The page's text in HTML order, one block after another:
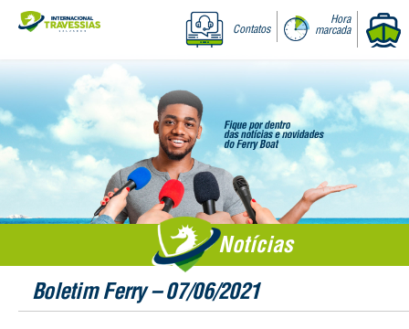
Contatos
Hora
marcada
Notícias
Boletim Ferry – 07/06/2021